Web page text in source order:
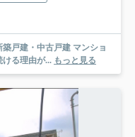
選ばれ続ける理由が... もっと見る